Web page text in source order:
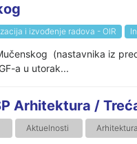
i izvođenje radova - OIR
(nastavnika iz
a u utorak...
Arhitektura /
Aktuelnosti Arhitektura